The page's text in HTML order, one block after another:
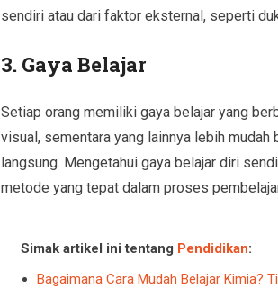
sendiri atau dari faktor eksternal, seperti
3. Gaya Belajar
Setiap orang memiliki gaya belajar yang
visual, sementara yang lainnya lebih mudah
langsung. Mengetahui gaya belajar diri
metode yang tepat dalam proses
Simak artikel ini tentang Pendidikan:
Bagaimana Cara Mudah Belajar Kimia?